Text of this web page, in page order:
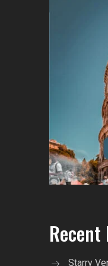
Recent
Starry